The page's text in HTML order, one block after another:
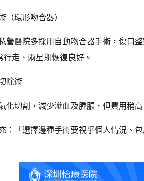
環形吻合器）
醫院多採用自動吻合器手術，傷口整
行走、兩星期恢復良好。
除術
切割，減少滲血及腫脹，但費用稍高
「選擇邊種手術要視乎個人情況、包